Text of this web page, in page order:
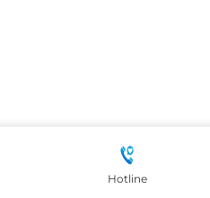
Hotline